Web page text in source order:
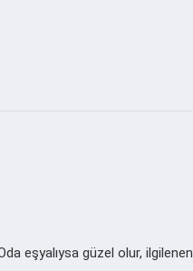
eşyalıysa güzel olur, ilgilenen